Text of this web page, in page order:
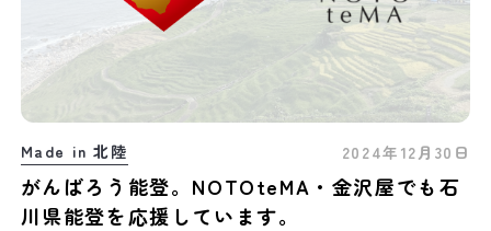
Made in 北陸 2024年12月30日
がんばろう能登。NOTOteMA・金沢屋でも石
川県能登を応援しています。